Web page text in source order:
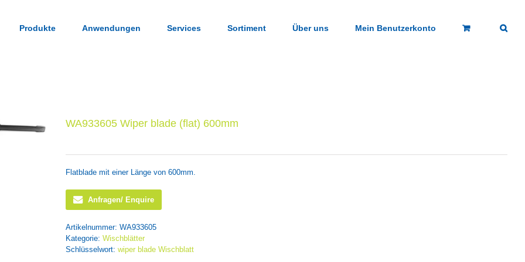
Produkte Anwendungen Services Sortiment Über uns Mein Benutzerkonto
WA933605 Wiper blade (flat) 600mm
Flatblade mit einer Länge von 600mm.
Anfragen/ Enquire
Artikelnummer: WA933605
Kategorie: Wischblätter
Schlüsselwort: wiper blade Wischblatt